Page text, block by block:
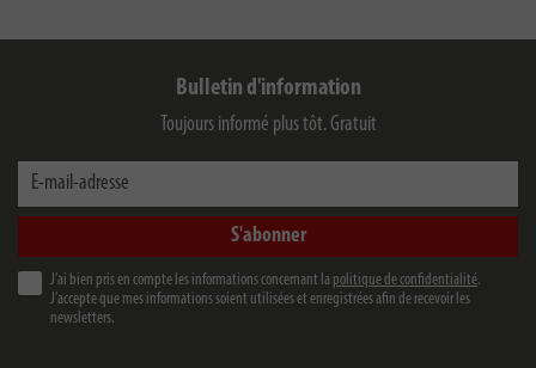
Bulletin d'information
Toujours informé plus tôt. Gratuit
E-mail-adresse
S'abonner
J’ai bien pris en compte les informations concernant la politique de confidentialité.
J’accepte que mes informations soient utilisées et enregistrées afin de recevoir les
newsletters.